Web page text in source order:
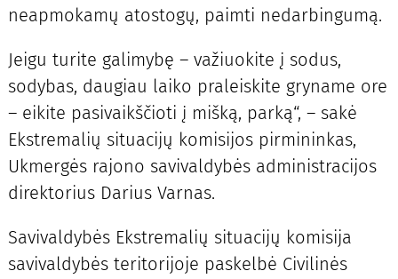
neapmokamų atostogų, paimti nedarbingumą.
Jeigu turite galimybę – važiuokite į sodus,
sodybas, daugiau laiko praleiskite gryname ore
– eikite pasivaikščioti į mišką, parką“, – sakė
Ekstremalių situacijų komisijos pirmininkas,
Ukmergės rajono savivaldybės administracijos
direktorius Darius Varnas.
Savivaldybės Ekstremalių situacijų komisija
savivaldybės teritorijoje paskelbė Civilinės